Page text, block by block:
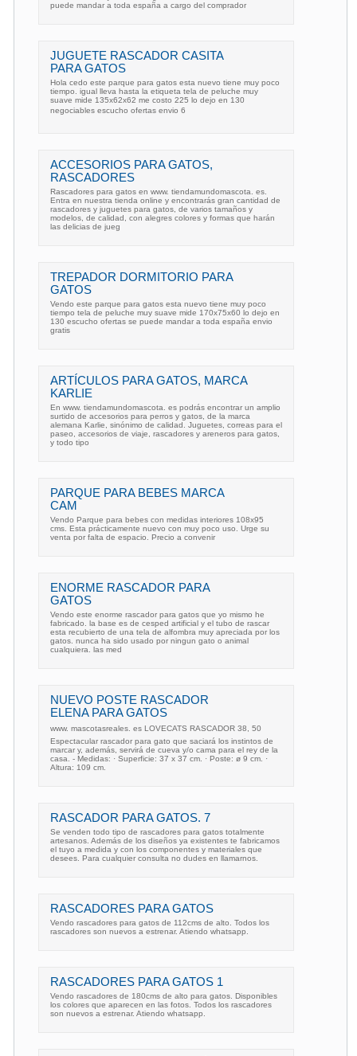
puede mandar a toda españa a cargo del comprador
JUGUETE RASCADOR CASITA
PARA GATOS
Hola cedo este parque para gatos esta nuevo tiene muy poco
tiempo. igual lleva hasta la etiqueta tela de peluche muy
suave mide 135x62x62 me costo 225 lo dejo en 130
negociables escucho ofertas envio 6
ACCESORIOS PARA GATOS,
RASCADORES
Rascadores para gatos en www. tiendamundomascota. es.
Entra en nuestra tienda online y encontrarás gran cantidad de
rascadores y juguetes para gatos, de varios tamaños y
modelos, de calidad, con alegres colores y formas que harán
las delicias de jueg
TREPADOR DORMITORIO PARA
GATOS
Vendo este parque para gatos esta nuevo tiene muy poco
tiempo tela de peluche muy suave mide 170x75x60 lo dejo en
130 escucho ofertas se puede mandar a toda españa envio
gratis
ARTÍCULOS PARA GATOS, MARCA
KARLIE
En www. tiendamundomascota. es podrás encontrar un amplio
surtido de accesorios para perros y gatos, de la marca
alemana Karlie, sinónimo de calidad. Juguetes, correas para el
paseo, accesorios de viaje, rascadores y areneros para gatos,
y todo tipo
PARQUE PARA BEBES MARCA
CAM
Vendo Parque para bebes con medidas interiores 108x95
cms. Esta prácticamente nuevo con muy poco uso. Urge su
venta por falta de espacio. Precio a convenir
ENORME RASCADOR PARA
GATOS
Vendo este enorme rascador para gatos que yo mismo he
fabricado. la base es de cesped artificial y el tubo de rascar
esta recubierto de una tela de alfombra muy apreciada por los
gatos. nunca ha sido usado por ningun gato o animal
cualquiera. las med
NUEVO POSTE RASCADOR
ELENA PARA GATOS
www. mascotasreales. es LOVECATS RASCADOR 38, 50
Espectacular rascador para gato que saciará los instintos de
marcar y, además, servirá de cueva y/o cama para el rey de la
casa. - Medidas: · Superficie: 37 x 37 cm. · Poste: ø 9 cm. ·
Altura: 109 cm.
RASCADOR PARA GATOS. 7
Se venden todo tipo de rascadores para gatos totalmente
artesanos. Además de los diseños ya existentes te fabricamos
el tuyo a medida y con los componentes y materiales que
desees. Para cualquier consulta no dudes en llamarnos.
RASCADORES PARA GATOS
Vendo rascadores para gatos de 112cms de alto. Todos los
rascadores son nuevos a estrenar. Atiendo whatsapp.
RASCADORES PARA GATOS 1
Vendo rascadores de 180cms de alto para gatos. Disponibles
los colores que aparecen en las fotos. Todos los rascadores
son nuevos a estrenar. Atiendo whatsapp.